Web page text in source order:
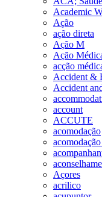
Academic
Ação
ação direta
Ação M
Ação
acção
Accident &
Accident
account
ACCUTE
acomodação
Açores
acrilico